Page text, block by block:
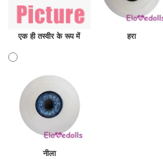
एक ही तस्वीर के रूप में हरा
नीला